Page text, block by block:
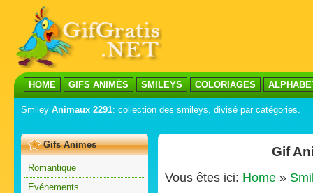
HOME GIFS ANIMÉS SMILEYS COLORIAGES
Smiley Animaux 2291: collection des smileys, divisé par catégories.
Gifs Animes
Romantique
Evénements
Gif
Vous êtes ici: Home »